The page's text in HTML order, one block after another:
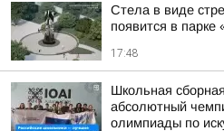
Стела в виде
появится в парке
17:48
Школьная
абсолютный
олимпиады по